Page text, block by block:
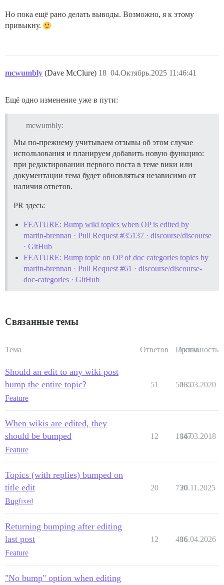
Но пока ещё рано делать выводы. Возможно, я к этому
привыкну.
mcwumbly (Dave McClure) 04.Октябрь.2025 11:46:41
18
Ещё одно изменение уже в пути:
mcwumbly:
Мы по-прежнему учитываем отзывы об этом случае
использования и планируем добавить новую функцию:
при редактировании первого поста в теме вики или
документации тема будет обновляться независимо от
наличия ответов.
PR здесь:
FEATURE: Bump wiki topics when OP is edited by
martin-brennan · Pull Request #35137 · discourse/discourse
· GitHub
FEATURE: Bump topic on OP of doc categories topics by
martin-brennan · Pull Request #61 · discourse/discourse-
doc-categories · GitHub
Связанные темы
Тема Ответов Просм.
Активность
Should an edit to any wiki post
bump the entire topic?
Feature
51 5065
13.03.2020
When wikis are edited, they
should be bumped
Feature
12 1847
16.03.2018
Topics (with replies) bumped on
title edit
Bugfixed
20 730
20.11.2025
Returning bumping after editing
last post
Feature
12 486
16.04.2026
"No bump" option when editing